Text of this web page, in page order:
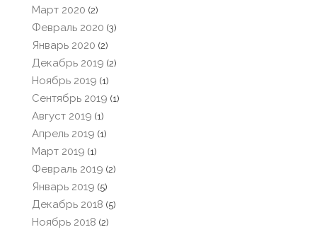
Март 2020 (2)
Февраль 2020 (3)
Январь 2020 (2)
Декабрь 2019 (2)
Ноябрь 2019 (1)
Сентябрь 2019 (1)
Август 2019 (1)
Апрель 2019 (1)
Март 2019 (1)
Февраль 2019 (2)
Январь 2019 (5)
Декабрь 2018 (5)
Ноябрь 2018 (2)